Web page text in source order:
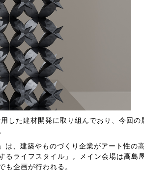
した建材開発に取り組んでおり、今回の
は、建築やものづくり企業がアート性の
るライフスタイル」。メイン会場は高島
も企画が行われる。